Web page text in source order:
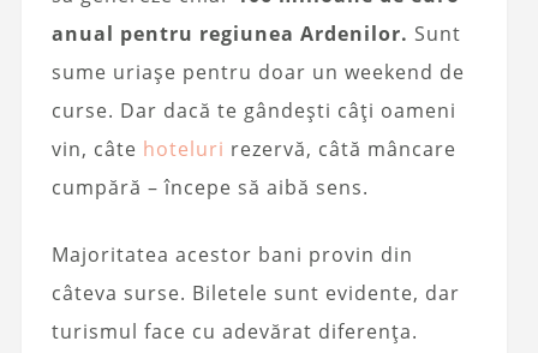
anual pentru regiunea Ardenilor. Sunt
sume uriașe pentru doar un weekend de
curse. Dar dacă te gândești câți oameni
vin, câte hoteluri rezervă, câtă mâncare
cumpără – începe să aibă sens.
Majoritatea acestor bani provin din
câteva surse. Biletele sunt evidente, dar
turismul face cu adevărat diferența.